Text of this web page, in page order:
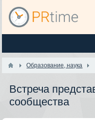
Образование, наука
Встреча
сообщества